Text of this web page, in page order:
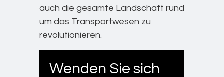
auch die gesamte Landschaft rund
um das Transportwesen zu
revolutionieren.
Wenden Sie sich